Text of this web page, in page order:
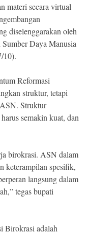
materi secara virtual
diselenggarakan oleh
Daya Manusia
10).
Reformasi
struktur, tetapi
Struktur
semakin kuat, dan
birokrasi. ASN dalam
keterampilan spesifik,
langsung dalam
tegas bupati
Birokrasi adalah